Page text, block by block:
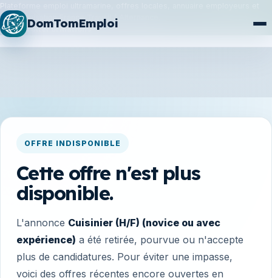
Plateforme emploi ultramarine, offres locales, annuaire employeurs et
synchronisation France Travail / Alternance.
Plan du siteFormations
DomTomEmploi
OFFRE INDISPONIBLE
Cette offre n'est plus
disponible.
L'annonce Cuisinier (H/F) (novice ou avec
expérience) a été retirée, pourvue ou n'accepte
plus de candidatures. Pour éviter une impasse,
voici des offres récentes encore ouvertes en